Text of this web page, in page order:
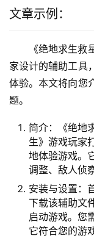
文章示例：
《绝地求生
家设计的辅助工具
体验。本文将向您
题。
简介：《绝地
生》游戏玩家
地体验游戏。
调整、敌人侦
安装与设置：
下载该辅助文
启动游戏。您
它符合您的游